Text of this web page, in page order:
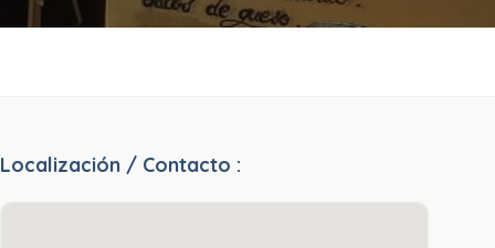
Localización / Contacto :